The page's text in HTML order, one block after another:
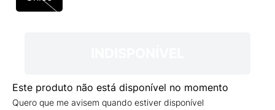
Este produto não está disponível no momento
Quero que me avisem quando estiver disponível
NEW 530